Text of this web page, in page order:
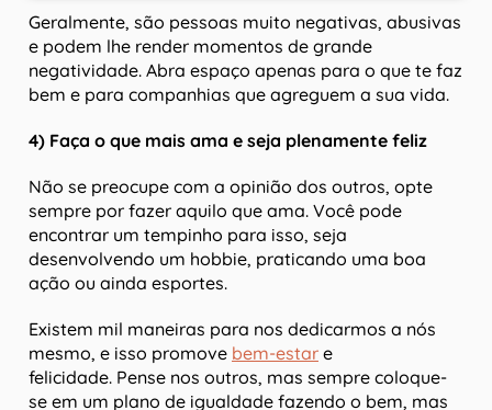
Geralmente, são pessoas muito negativas, abusivas
e podem lhe render momentos de grande
negatividade. Abra espaço apenas para o que te faz
bem e para companhias que agreguem a sua vida.
4) Faça o que mais ama e seja plenamente feliz
Não se preocupe com a opinião dos outros, opte
sempre por fazer aquilo que ama. Você pode
encontrar um tempinho para isso, seja
desenvolvendo um hobbie, praticando uma boa
ação ou ainda esportes.
Existem mil maneiras para nos dedicarmos a nós
mesmo, e isso promove bem-estar e
felicidade. Pense nos outros, mas sempre coloque-
se em um plano de igualdade fazendo o bem, mas